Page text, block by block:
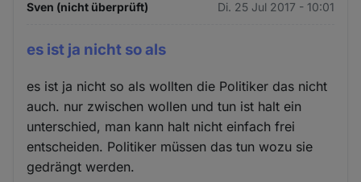
Sven (nicht überprüft) Di. 25 Jul 2017 - 10:01
es ist ja nicht so als
es ist ja nicht so als wollten die Politiker das nicht
auch. nur zwischen wollen und tun ist halt ein
unterschied, man kann halt nicht einfach frei
entscheiden. Politiker müssen das tun wozu sie
gedrängt werden.